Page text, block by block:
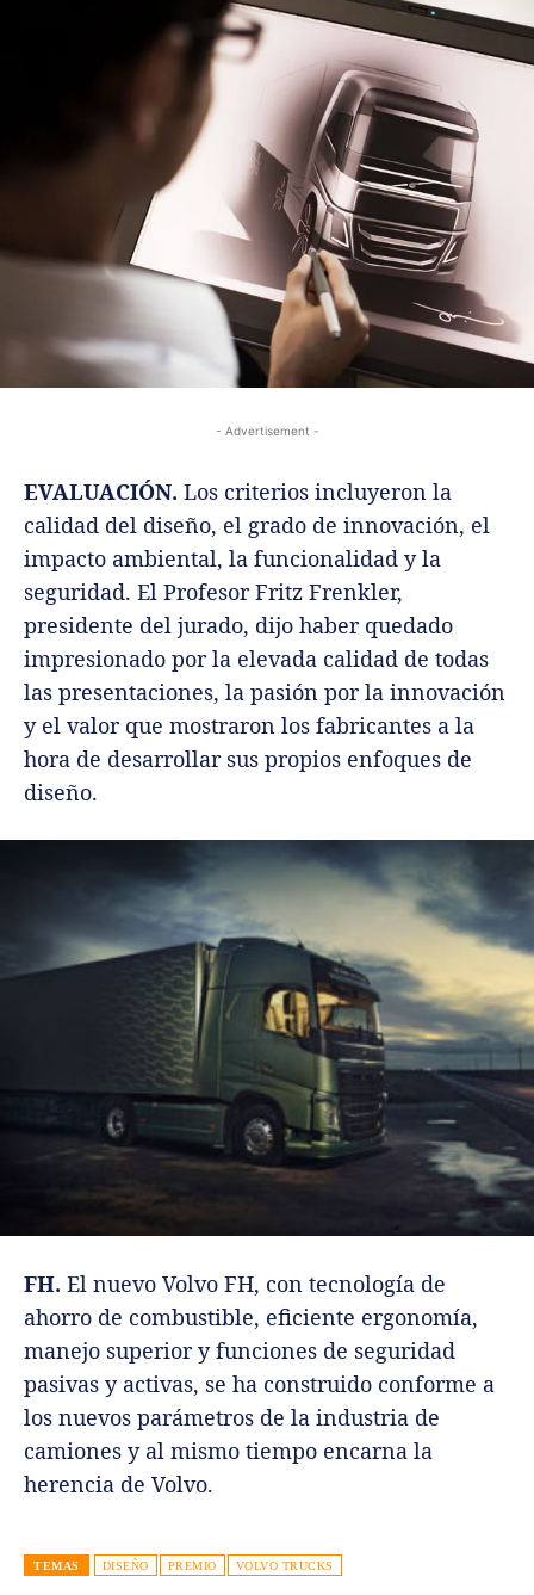
- Advertisement -
EVALUACIÓN. Los criterios incluyeron la
calidad del diseño, el grado de innovación, el
impacto ambiental, la funcionalidad y la
seguridad. El Profesor Fritz Frenkler,
presidente del jurado, dijo haber quedado
impresionado por la elevada calidad de todas
las presentaciones, la pasión por la innovación
y el valor que mostraron los fabricantes a la
hora de desarrollar sus propios enfoques de
diseño.
FH. El nuevo Volvo FH, con tecnología de
ahorro de combustible, eficiente ergonomía,
manejo superior y funciones de seguridad
pasivas y activas, se ha construido conforme a
los nuevos parámetros de la industria de
camiones y al mismo tiempo encarna la
herencia de Volvo.
TEMAS DISEÑO PREMIO VOLVO TRUCKS